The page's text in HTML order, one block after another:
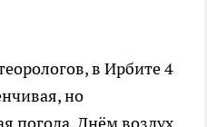
в Ирбите 4
но
погода. Днём воздух